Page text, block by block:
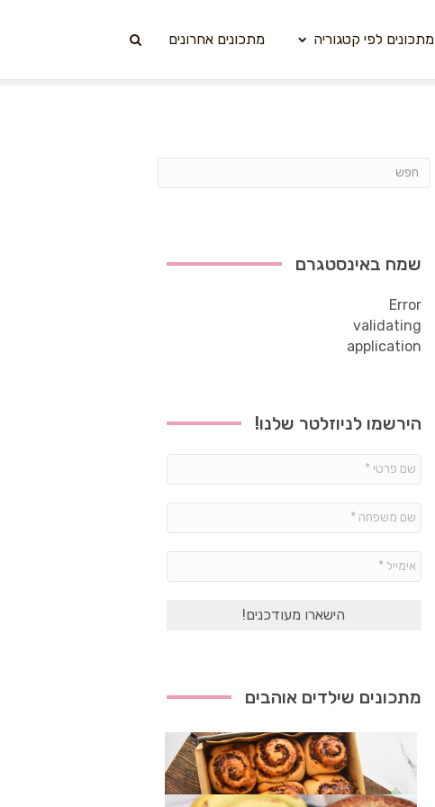
מתכונים לפי קטגוריה מתכונים אחרונים
שמח באינסטגרם
Error
validating
application
הירשמו לניוזלטר שלנו!
פרטי
משפחה
*
מתכונים שילדים אוהבים